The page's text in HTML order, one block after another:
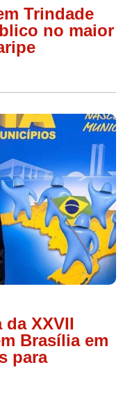
Trindade
no maior
XXVII
Brasília em
para